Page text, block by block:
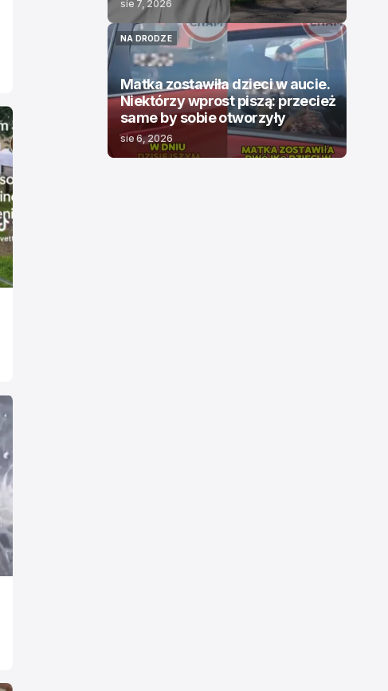
sie 7, 2026
NA DRODZE
NA DRODZE
Matka zostawiła dzieci w aucie.
Niektórzy wprost piszą: przecież
same by sobie otworzyły
sie 6, 2026